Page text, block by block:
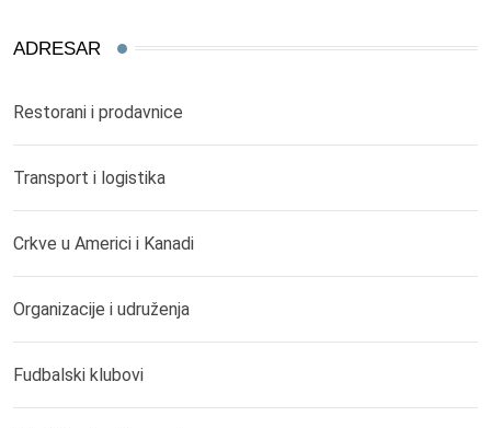
ADRESAR
Restorani i prodavnice
Transport i logistika
Crkve u Americi i Kanadi
Organizacije i udruženja
Fudbalski klubovi